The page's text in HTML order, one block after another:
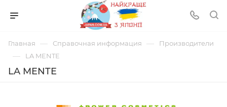
Главная — Справочная информация — Производители
— LA MENTE
LA MENTE